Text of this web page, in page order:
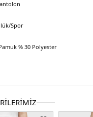
Spor
% 30 Polyester
Fit, Yüksek Bel, Daralan Lastikli